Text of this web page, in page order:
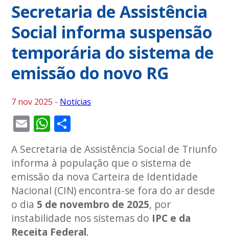
Secretaria de Assistência
Social informa suspensão
temporária do sistema de
emissão do novo RG
7 nov 2025 - Notícias
EmailWhatsApp
A Secretaria de Assistência Social de Triunfo
informa à população que o sistema de
emissão da nova Carteira de Identidade
Nacional (CIN) encontra-se fora do ar desde
o dia 5 de novembro de 2025, por
instabilidade nos sistemas do IPC e da
Receita Federal.